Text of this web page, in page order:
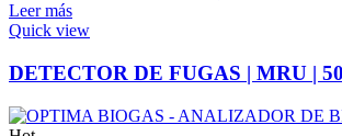
Leer más
Quick view
DETECTOR DE FUGAS | MRU |